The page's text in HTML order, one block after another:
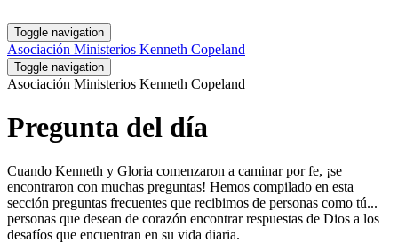
Toggle navigation
Asociación Ministerios Kenneth Copeland
Toggle navigation
Asociación Ministerios Kenneth Copeland
Pregunta del día
Cuando Kenneth y Gloria comenzaron a caminar por fe, ¡se
encontraron con muchas preguntas! Hemos compilado en esta
sección preguntas frecuentes que recibimos de personas como tú...
personas que desean de corazón encontrar respuestas de Dios a los
desafíos que encuentran en su vida diaria.